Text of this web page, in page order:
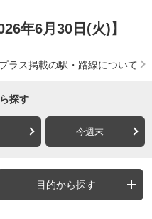
年6月30日(火)】
ラス掲載の駅・路線について
探す
今週末
目的から探す